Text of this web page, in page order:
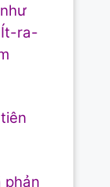
Ít-ra-
phản